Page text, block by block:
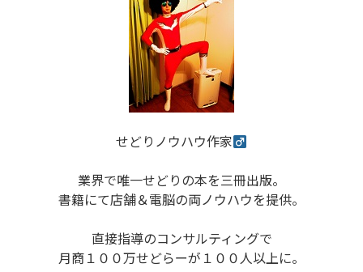
せどりノウハウ作家
業界で唯一せどりの本を三冊出版。
書籍にて店舗＆電脳の両ノウハウを提供。
直接指導のコンサルティングで
月商１００万せどらーが１００人以上に。